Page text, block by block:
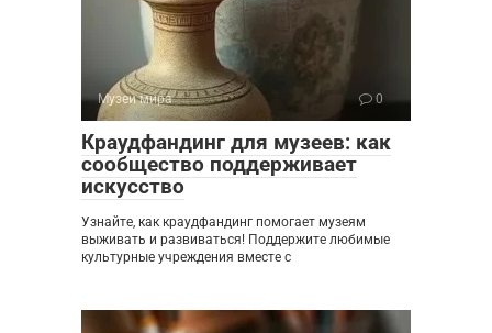
Музеи мира 0
Краудфандинг для музеев: как
сообщество поддерживает
искусство
Узнайте, как краудфандинг помогает музеям
выживать и развиваться! Поддержите любимые
культурные учреждения вместе с